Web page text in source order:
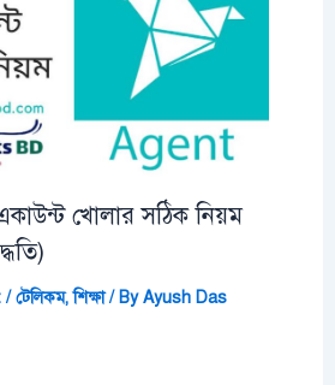
খোলার সঠিক নিয়ম
/টেলিকম,শিক্ষা/ ByAyush Das